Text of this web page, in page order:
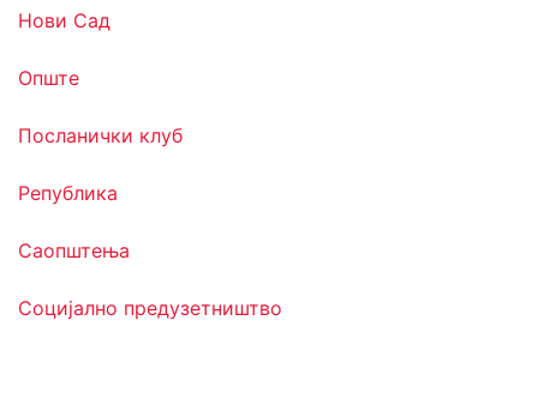
Нови Сад
Опште
Посланички клуб
Република
Саопштења
Социјално предузетништво